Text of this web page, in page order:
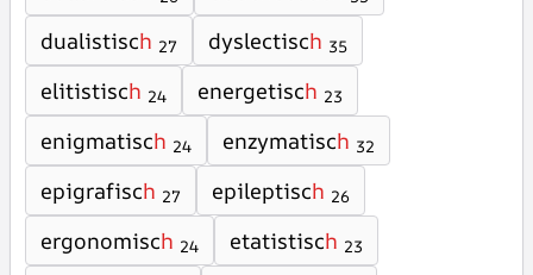
dualistisch 27 dyslectisch 35
elitistisch 24 energetisch 23
enigmatisch 24 enzymatisch 32
epigrafisch 27 epileptisch 26
ergonomisch 24 etatistisch 23